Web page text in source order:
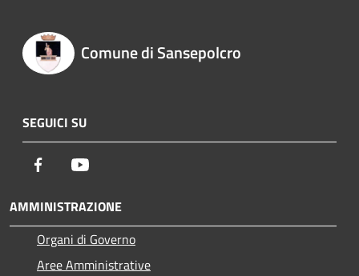
Comune di Sansepolcro
SEGUICI SU
Facebook
AMMINISTRAZIONE
Organi di Governo
Aree Amministrative